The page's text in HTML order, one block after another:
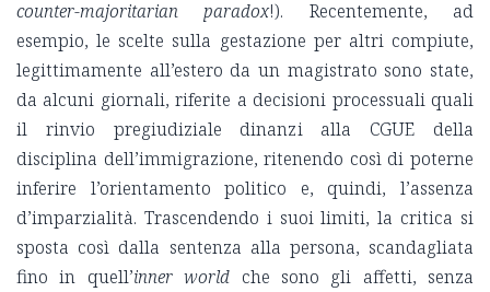
counter-majoritarian paradox!). Recentemente, ad
esempio, le scelte sulla gestazione per altri compiute,
legittimamente all’estero da un magistrato sono state,
da alcuni giornali, riferite a decisioni processuali quali
il rinvio pregiudiziale dinanzi alla CGUE della
disciplina dell’immigrazione, ritenendo così di poterne
inferire l’orientamento politico e, quindi, l’assenza
d’imparzialità. Trascendendo i suoi limiti, la critica si
sposta così dalla sentenza alla persona, scandagliata
fino in quell’inner world che sono gli affetti, senza